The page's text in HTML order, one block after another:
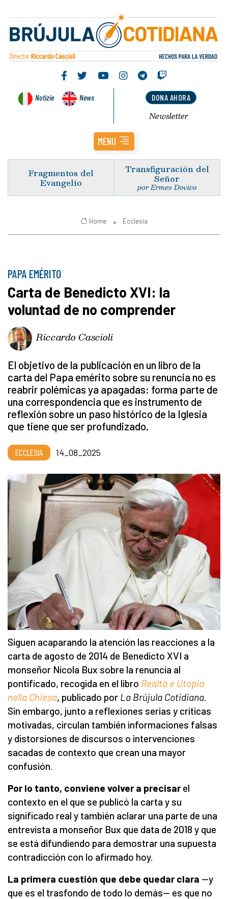
Notizie News DONA AHORA
Newsletter
MENU
Fragmentos del
Evangelio
Transfiguración del
Señor
por Ermes Dovico
Home Ecclesia
PAPA EMÉRITO
Carta de Benedicto XVI: la
voluntad de no comprender
Riccardo Cascioli
El objetivo de la publicación en un libro de la
carta del Papa emérito sobre su renuncia no es
reabrir polémicas ya apagadas: forma parte de
una correspondencia que es instrumento de
reflexión sobre un paso histórico de la Iglesia
que tiene que ser profundizado.
ECCLESIA 14_08_2025
Siguen acaparando la atención las reacciones a la
carta de agosto de 2014 de Benedicto XVI a
monseñor Nicola Bux sobre la renuncia al
pontificado, recogida en el libro Realtà e Utopia
nella Chiesa, publicado por La Brújula Cotidiana
Sin embargo, junto a reflexiones serias y críticas
motivadas, circulan también informaciones falsas
y distorsiones de discursos o intervenciones
sacadas de contexto que crean una mayor
confusión.
Por lo tanto, conviene volver a precisar el
contexto en el que se publicó la carta y su
significado real y también aclarar una parte de una
entrevista a monseñor Bux que data de 2018 y que
se está difundiendo para demostrar una supuesta
contradicción con lo afirmado hoy.
La primera cuestión que debe quedar clara —y
que es el trasfondo de todo lo demás— es que no